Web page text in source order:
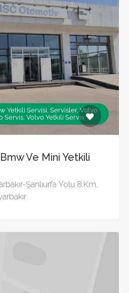
Yetkili Servisi, Servisler, Volvo
Servis, Volvo Yetkili Servis
Ve Mini Yetkili
Şanlıurfa Yolu 8.Km,